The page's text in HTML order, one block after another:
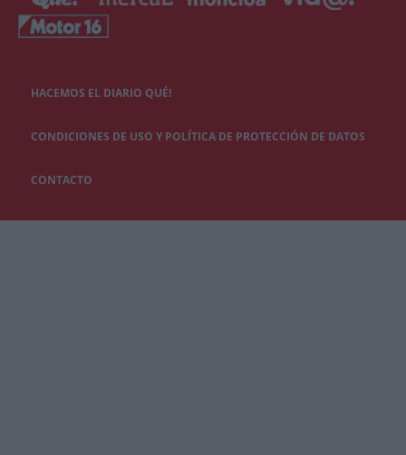
HACEMOS EL DIARIO QUÉ!
CONDICIONES DE USO Y POLÍTICA DE PROTECCIÓN DE DATOS
CONTACTO